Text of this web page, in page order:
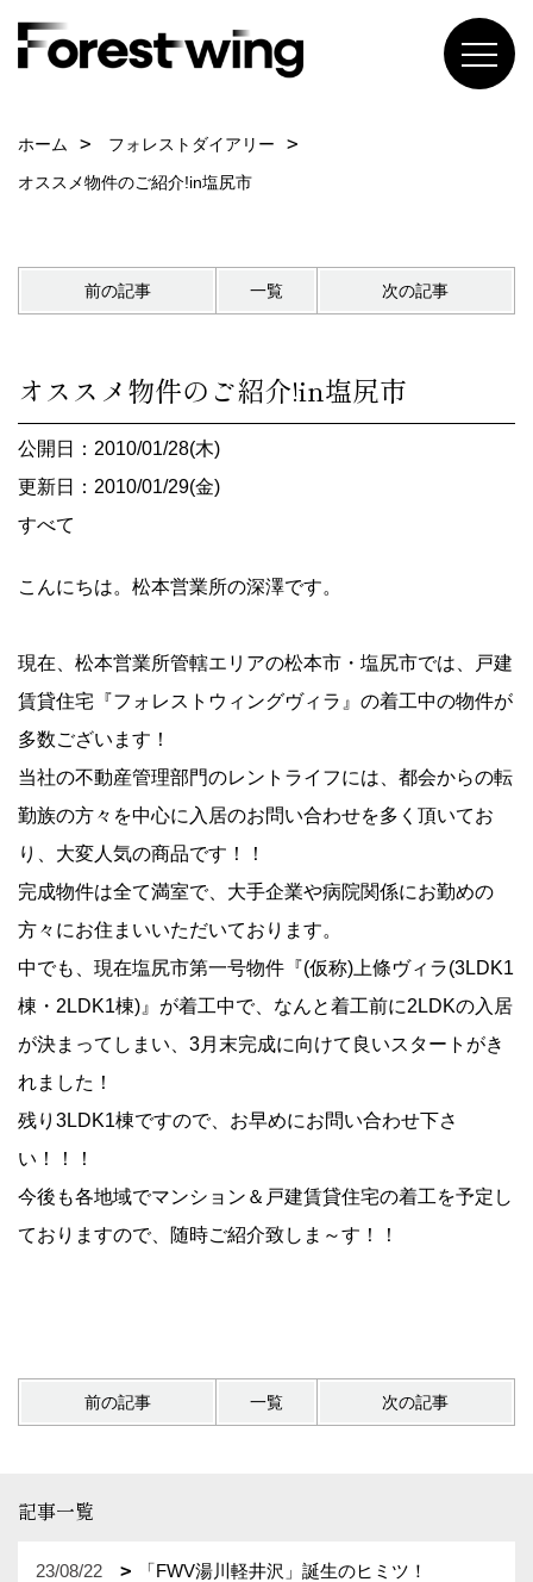
ホーム
フォレストダイアリー
オススメ物件のご紹介!in塩尻市
前の記事 一覧 次の記事
オススメ物件のご紹介!in塩尻市
公開日：2010/01/28(木)
更新日：2010/01/29(金)
すべて
こんにちは。松本営業所の深澤です。
現在、松本営業所管轄エリアの松本市・塩尻市では、戸建
賃貸住宅『フォレストウィングヴィラ』の着工中の物件が
多数ございます！
当社の不動産管理部門のレントライフには、都会からの転
勤族の方々を中心に入居のお問い合わせを多く頂いてお
り、大変人気の商品です！！
完成物件は全て満室で、大手企業や病院関係にお勤めの
方々にお住まいいただいております。
中でも、現在塩尻市第一号物件『(仮称) 上條ヴィラ(3LDK1
棟・2LDK1棟)』が着工中で、なんと着工前に2LDKの入居
が決まってしまい、3月末完成に向けて良いスタートがき
れました！
残り3LDK1棟ですので、お早めにお問い合わせ下さ
い！！！
今後も各地域でマンション＆戸建賃貸住宅の着工を予定し
ておりますので、随時ご紹介致しま～す！！
前の記事 一覧 次の記事
記事一覧
23/08/22 「FWV湯川軽井沢」誕生のヒミツ！